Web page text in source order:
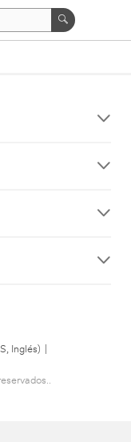
Inglés)